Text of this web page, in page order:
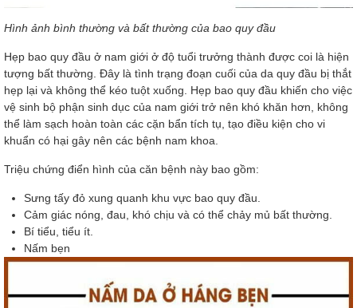
Hình ảnh bình thường và bất thường của bao quy đầu
Hẹp bao quy đầu ở nam giới ở độ tuổi trưởng thành được coi là hiện
tượng bất thường. Đây là tình trạng đoạn cuối của da quy đầu bị thắt
hẹp lại và không thể kéo tuột xuống. Hẹp bao quy đầu khiến cho việc
vệ sinh bộ phận sinh dục của nam giới trở nên khó khăn hơn, không
thể làm sạch hoàn toàn các cặn bẩn tích tụ, tạo điều kiện cho vi
khuẩn có hại gây nên các bệnh nam khoa.
Triệu chứng điển hình của căn bệnh này bao gồm:
Sưng tấy đỏ xung quanh khu vực bao quy đầu.
Cảm giác nóng, đau, khó chịu và có thể chảy mủ bất thường.
Bí tiểu, tiểu ít.
Nấm bẹn